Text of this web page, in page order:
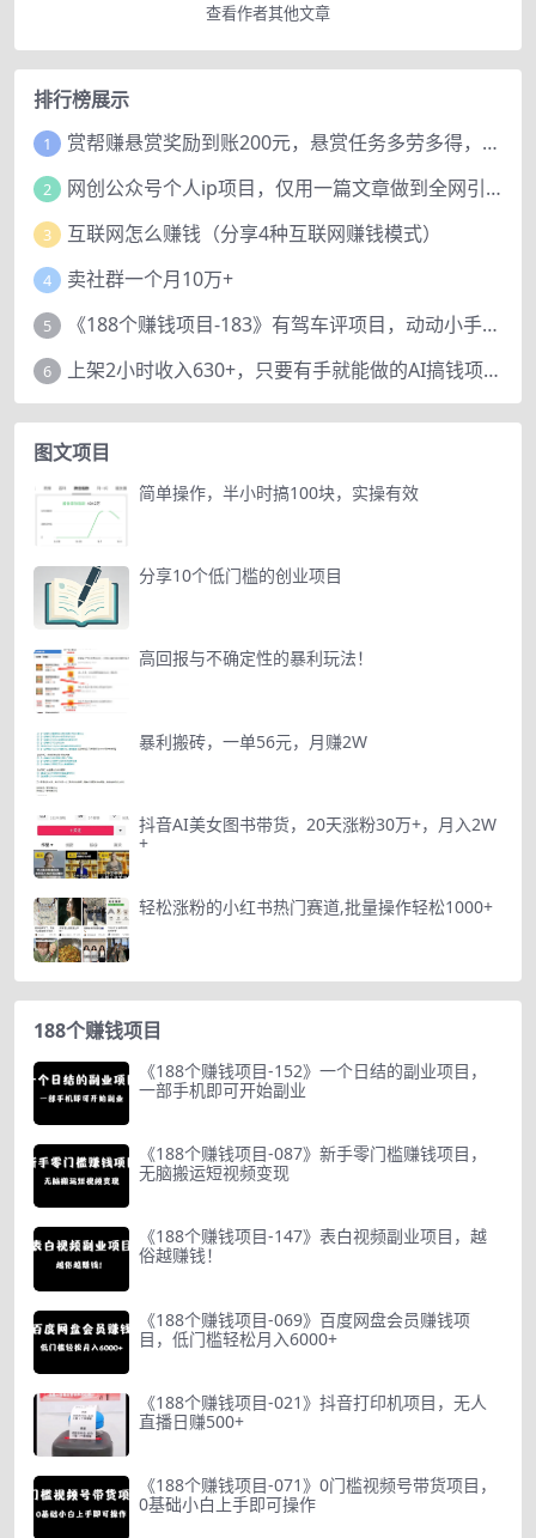
查看作者其他文章
排行榜展示
1 赏帮赚悬赏奖励到账200元，悬赏任务多劳多得，人人可做。
2 网创公众号个人ip项目，仅用一篇文章做到全网引流！
3 互联网怎么赚钱（分享4种互联网赚钱模式）
4 卖社群一个月10万+
5 《188个赚钱项目-183》有驾车评项目，动动小手，复制粘贴赚44元！
6 上架2小时收入630+，只要有手就能做的AI搞钱项目，奶奶看完都能学会!
图文项目
简单操作，半小时搞100块，实操有效
分享10个低门槛的创业项目
高回报与不确定性的暴利玩法！
暴利搬砖，一单56元，月赚2W
抖音AI美女图书带货，20天涨粉30万+，月入2W
+
轻松涨粉的小红书热门赛道,批量操作轻松1000+
188个赚钱项目
《188个赚钱项目-152》一个日结的副业项目，
一部手机即可开始副业
《188个赚钱项目-087》新手零门槛赚钱项目，
无脑搬运短视频变现
《188个赚钱项目-147》表白视频副业项目，越
俗越赚钱！
《188个赚钱项目-069》百度网盘会员赚钱项
目，低门槛轻松月入6000+
《188个赚钱项目-021》抖音打印机项目，无人
直播日赚500+
《188个赚钱项目-071》0门槛视频号带货项目，
0基础小白上手即可操作